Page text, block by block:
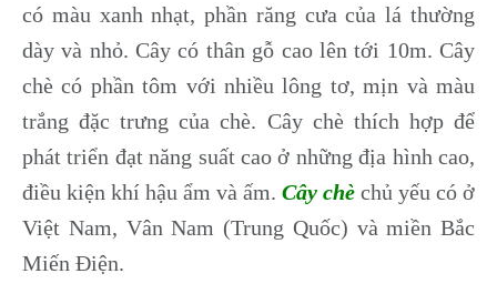
có màu xanh nhạt, phần răng cưa của lá thường
dày và nhỏ. Cây có thân gỗ cao lên tới 10m. Cây
chè có phần tôm với nhiều lông tơ, mịn và màu
trắng đặc trưng của chè. Cây chè thích hợp để
phát triển đạt năng suất cao ở những địa hình cao,
điều kiện khí hậu ẩm và ấm. Cây chè chủ yếu có ở
Việt Nam, Vân Nam (Trung Quốc) và miền Bắc
Miến Điện.